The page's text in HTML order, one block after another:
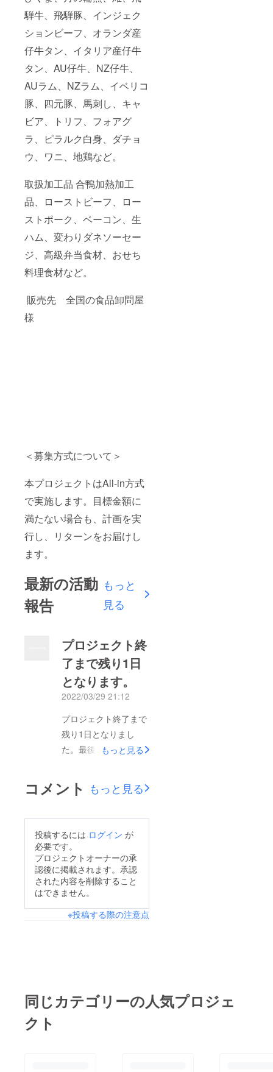
騨牛、飛騨豚、インジェク
ションビーフ、オランダ産
仔牛タン、イタリア産仔牛
タン、AU仔牛、NZ仔牛、
AUラム、NZラム、イベリコ
豚、四元豚、馬刺し、キャ
ビア、トリフ、フォアグ
ラ、ピラルク白身、ダチョ
ウ、ワニ、地鶏など。
取扱加工品 合鴨加熱加工
品、ローストビーフ、ロー
ストポーク、ベーコン、生
ハム、変わりダネソーセー
ジ、高級弁当食材、おせち
料理食材など。
販売先 全国の食品卸問屋
様
＜募集方式について＞
本プロジェクトはAll-in方式
で実施します。目標金額に
満たない場合も、計画を実
行し、リターンをお届けし
ます。
最新の活動
報告
もっと
見る
プロジェクト終
了まで残り1日
となります。
2022/03/29 21:12
プロジェクト終了まで
残り1日となりまし
た。最後の一押しを何
げます。
もっと見る
コメント もっと見る
投稿するには ログイン が
必要です。
プロジェクトオーナーの承
認後に掲載されます。承認
された内容を削除すること
はできません。
※投稿する際の注意点
同じカテゴリーの人気プロジェ
クト